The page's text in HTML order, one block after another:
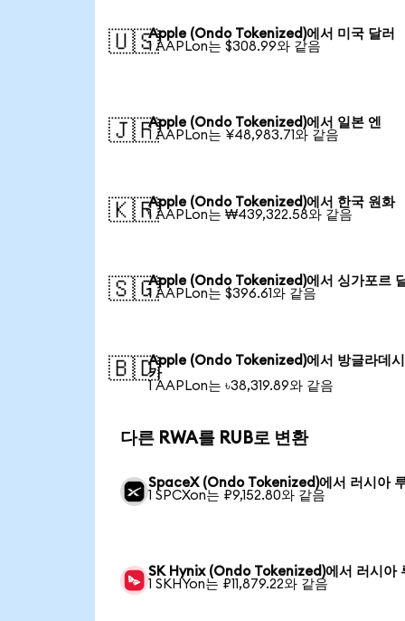
🇺🇸Apple (Ondo Tokenized)에서 미국 달러
1 AAPLon는 $308.99와 같음
🇯🇵Apple (Ondo Tokenized)에서 일본 엔
1 AAPLon는 ¥48,983.71와 같음
🇰🇷Apple (Ondo Tokenized)에서 한국 원화
1 AAPLon는 ₩439,322.58와 같음
🇸🇬Apple (Ondo Tokenized)에서 싱가포르
1 AAPLon는 $396.61와 같음
🇧🇩Apple (Ondo Tokenized)에서 방글라데
카
1 AAPLon는 ৳38,319.89와 같음
다른 RWA를 RUB로 변환
SpaceX (Ondo Tokenized)에서 러시아
1 SPCXon는 ₽9,152.80와 같음
SK Hynix (Ondo Tokenized)에서 러시아
1 SKHYon는 ₽11,879.22와 같음